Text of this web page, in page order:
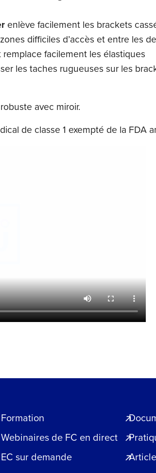
enlève facilement les brackets
difficiles d’accès et entre les
facilement les élastiques
les taches rugueuses sur les
avec miroir.
de classe 1 exempté de la FDA
Formation
Webinaires de FC en direct
EC sur demande